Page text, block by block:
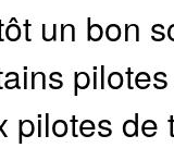
un bon
pilotes